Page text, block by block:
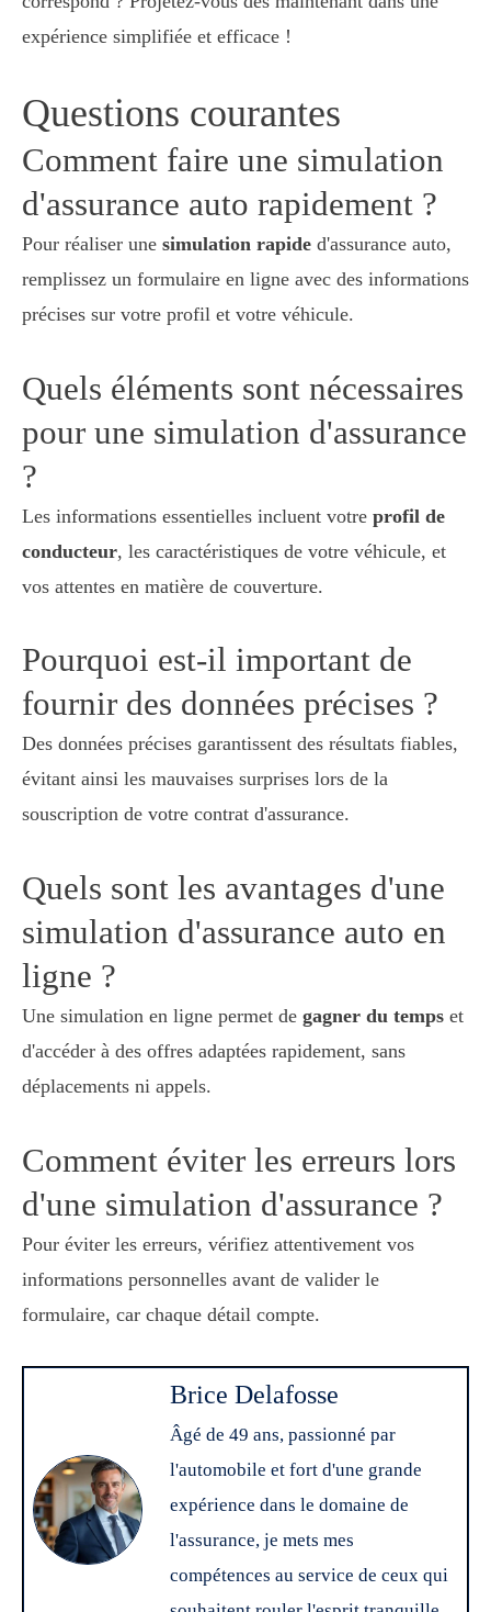
expérience simplifiée et efficace !
Questions courantes
Comment faire une simulation
d'assurance auto rapidement ?
Pour réaliser une simulation rapide d'assurance auto,
remplissez un formulaire en ligne avec des informations
précises sur votre profil et votre véhicule.
Quels éléments sont nécessaires
pour une simulation d'assurance
?
Les informations essentielles incluent votre profil de
conducteur, les caractéristiques de votre véhicule, et
vos attentes en matière de couverture.
Pourquoi est-il important de
fournir des données précises ?
Des données précises garantissent des résultats fiables,
évitant ainsi les mauvaises surprises lors de la
souscription de votre contrat d'assurance.
Quels sont les avantages d'une
simulation d'assurance auto en
ligne ?
Une simulation en ligne permet de gagner du temps et
d'accéder à des offres adaptées rapidement, sans
déplacements ni appels.
Comment éviter les erreurs lors
d'une simulation d'assurance ?
Pour éviter les erreurs, vérifiez attentivement vos
informations personnelles avant de valider le
formulaire, car chaque détail compte.
Brice Delafosse
Âgé de 49 ans, passionné par
l'automobile et fort d'une grande
expérience dans le domaine de
l'assurance, je mets mes
compétences au service de ceux qui